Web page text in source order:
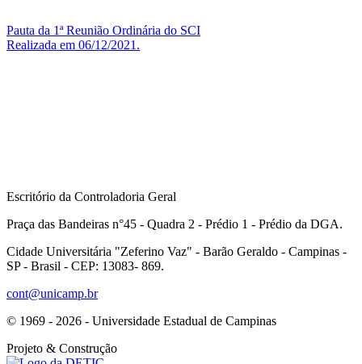
Pauta da 1ª Reunião Ordinária do SCI
Realizada em 06/12/2021.
Escritório da Controladoria Geral
Praça das Bandeiras n°45 - Quadra 2 - Prédio 1 - Prédio da DGA.
Cidade Universitária "Zeferino Vaz" - Barão Geraldo - Campinas -
SP - Brasil - CEP: 13083- 869.
cont@unicamp.br
© 1969 - 2026 - Universidade Estadual de Campinas
Projeto & Construção